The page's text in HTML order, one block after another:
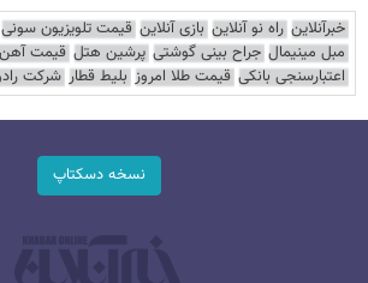
خبرآنلاین راه نو آنلاین بازی آنلاین قیمت تلویزیون سونی
مبل مینیمال جراح بینی گوشتی پرشین هتل قیمت آهن
اعتبارسنجی بانکی قیمت طلا امروز بلیط قطار شرکت
نسخه دسکتاپ